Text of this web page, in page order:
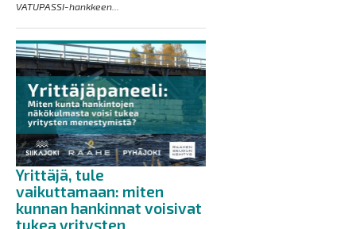
VATUPASSI-hankkeen...
Yrittäjä, tule
vaikuttamaan: miten
kunnan hankinnat voisivat
tukea yritysten